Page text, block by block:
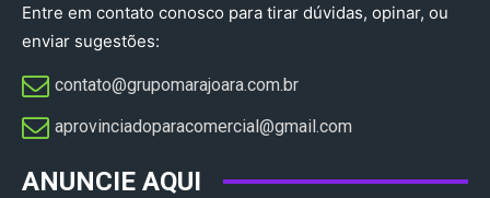
Entre em contato conosco para tirar dúvidas, opinar, ou
enviar sugestões:
contato@grupomarajoara.com.br
aprovinciadoparacomercial@gmail.com​
ANUNCIE AQUI